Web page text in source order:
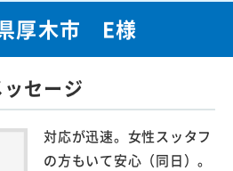
厚木市 E様
セージ
対応が迅速。女性スッタフ
の方もいて安心（同日）。